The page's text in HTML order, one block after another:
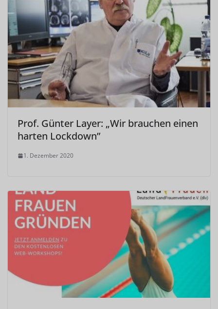
Prof. Günter Layer: „Wir brauchen einen
harten Lockdown”
1. Dezember 2020